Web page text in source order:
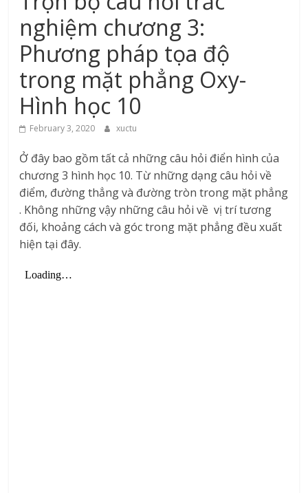
nghiệm chương 3:
Phương pháp tọa độ
trong mặt phẳng Oxy-
Hình học 10
February 3, 2020 xuctu
Ở đây bao gồm tất cả những câu hỏi điển hình của
chương 3 hình học 10. Từ những dạng câu hỏi về
điểm, đường thẳng và đường tròn trong mặt phẳng
. Không những vậy những câu hỏi về vị trí tương
đối, khoảng cách và góc trong mặt phẳng đều xuất
hiện tại đây.